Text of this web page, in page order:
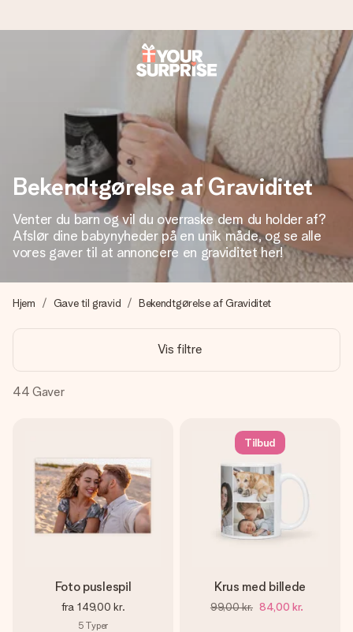
Bestil i dag, sendes inden for 1 hverdag
Vi laver din gave med omhu og sender den lynhurtigt – så
du kan give den på det helt rette tidspunkt, når den
betyder allermest.
4,7 (baseret på +15.000 anmeldelser)
Vores gaver inspirerer. Kunderne giver os 4,7 på Google
Reviews.
Lav noget særligt i blot få trin – med hendes navn, et
billede af dig eller en besked, der går lige i hendes hjerte.
Intet besvær men udelukkende en masse kærlighed i
øjeblikket.
Bekendtgørelse af Graviditet
Venter du barn og vil du overraske dem du holder af?
Afslør dine babynyheder på en unik måde, og se alle
vores gaver til at annoncere en graviditet her!
Hjem Gave til gravid Bekendtgørelse af Graviditet
Vis filtre
44 Gaver
Foto puslespil
fra 149,00 kr.
5 Typer
Tilbud
Krus med billede
99,00 kr. 84,00 kr.